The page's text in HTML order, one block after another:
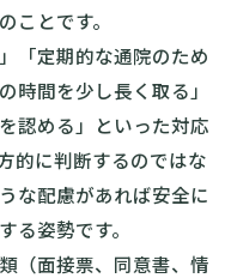
ことです。
「定期的な通院のため
時間を少し長く取る」
認める」といった対応
的に判断するのではな
な配慮があれば安全に
る姿勢です。
（面接票、同意書、情